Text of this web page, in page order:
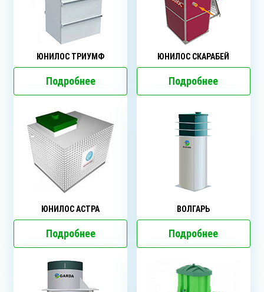
ЮНИЛОС ТРИУМФ
Подробнее
ЮНИЛОС СКАРАБЕЙ
Подробнее
ЮНИЛОС АСТРА
Подробнее
ВОЛГАРЬ
Подробнее